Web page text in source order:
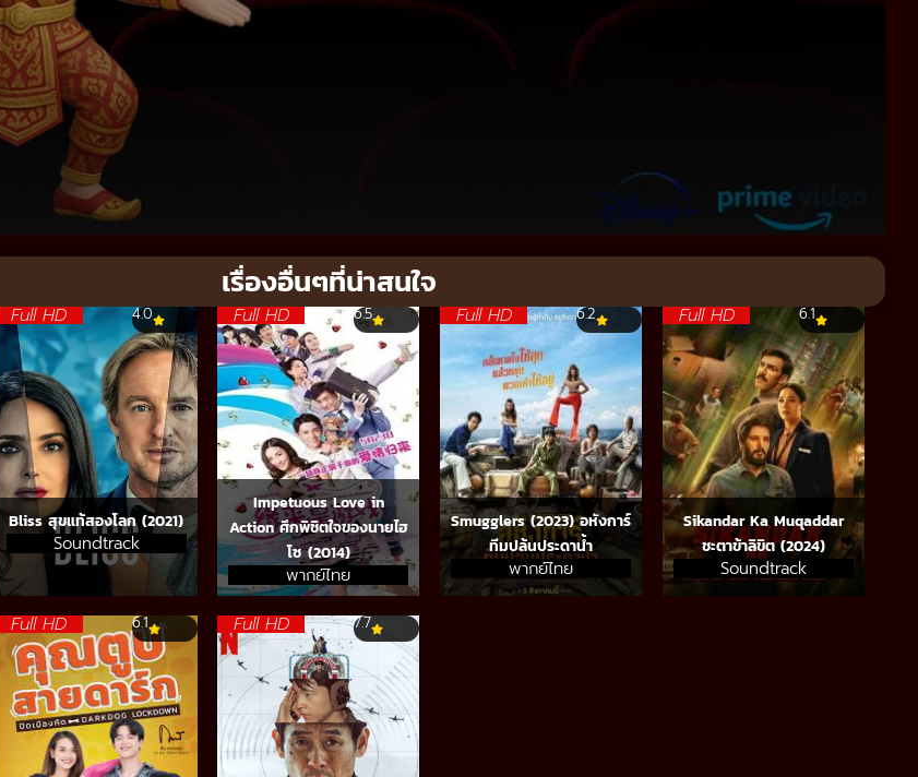
เรื่องอื่นๆที่น่าสนใจ
Full HD 4.0
Bliss สุขแท้สองโลก (2021)
Soundtrack
Full HD 6.5
Impetuous Love in
Action ศึกพิชิตใจของนายไฮ
โซ (2014)
พากย์ไทย
Full HD 6.2
Smugglers (2023) อหังการ์
ทีมปล้นประดาน้ำ
พากย์ไทย
Full HD 6.1
Sikandar Ka Muqaddar
ชะตาข้าลิขิต (2024)
Soundtrack
Full HD 6.1 Full HD 7.7